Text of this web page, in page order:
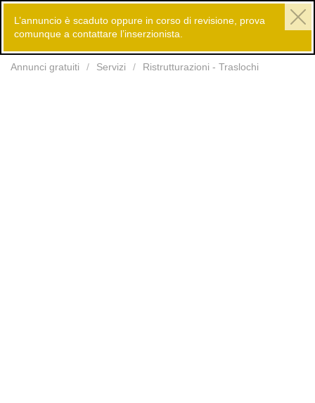
Annunci gratuiti Servizi Ristrutturazioni - Traslochi
L’annuncio è scaduto oppure in corso di revisione, prova
comunque a contattare l’inserzionista.